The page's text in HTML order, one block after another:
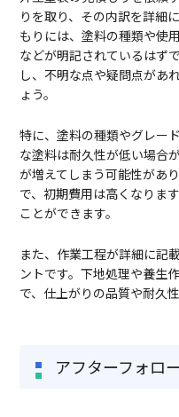
りを取り、その内訳を詳細
もりには、塗料の種類や使
などが明記されているはず
し、不明な点や疑問点があ
ょう。
特に、塗料の種類やグレー
な塗料は耐久性が低い場合
が増えてしまう可能性があ
で、初期費用は高くなりま
ことができます。
また、作業工程が詳細に記
ントです。下地処理や養生
で、仕上がりの品質や耐久
アフターフォロ